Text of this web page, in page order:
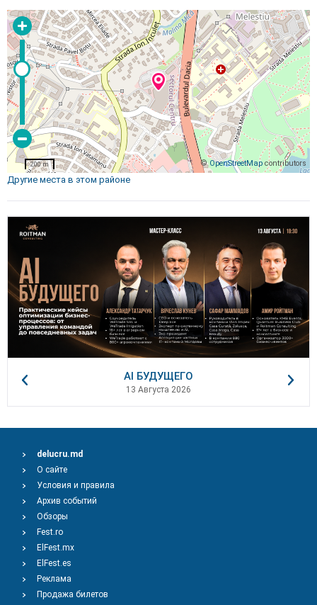
© OpenStreetMap contributors
200 m
Другие места в этом районе
AI БУДУЩЕГО
13 Августа 2026
delucru.md
О сайте
Условия и правила
Архив событий
Обзоры
Fest.ro
ElFest.mx
ElFest.es
Реклама
Продажа билетов